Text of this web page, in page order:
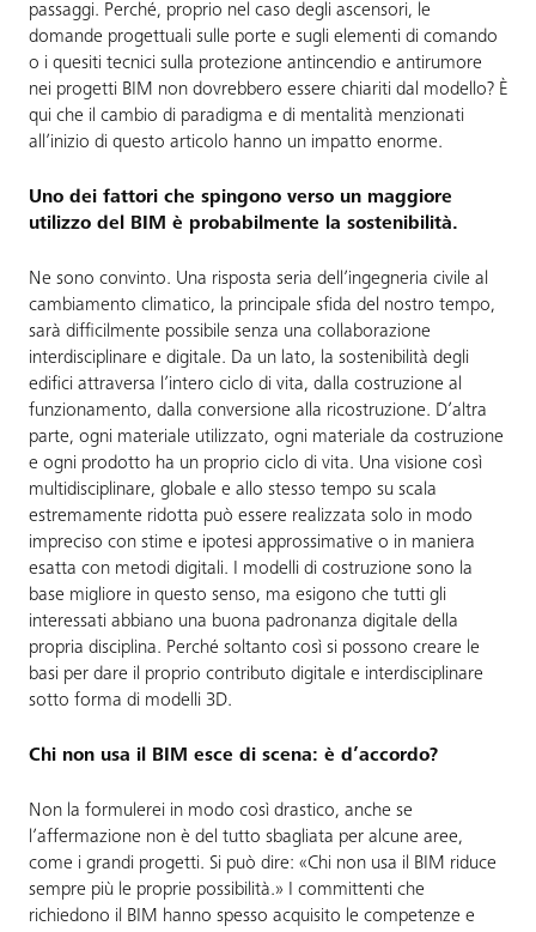
passaggi. Perché, proprio nel caso degli ascensori, le
domande progettuali sulle porte e sugli elementi di comando
o i quesiti tecnici sulla protezione antincendio e antirumore
nei progetti BIM non dovrebbero essere chiariti dal modello? È
qui che il cambio di paradigma e di mentalità menzionati
all’inizio di questo articolo hanno un impatto enorme.
Uno dei fattori che spingono verso un maggiore
utilizzo del BIM è probabilmente la sostenibilità.
Ne sono convinto. Una risposta seria dell’ingegneria civile al
cambiamento climatico, la principale sfida del nostro tempo,
sarà difficilmente possibile senza una collaborazione
interdisciplinare e digitale. Da un lato, la sostenibilità degli
edifici attraversa l’intero ciclo di vita, dalla costruzione al
funzionamento, dalla conversione alla ricostruzione. D’altra
parte, ogni materiale utilizzato, ogni materiale da costruzione
e ogni prodotto ha un proprio ciclo di vita. Una visione così
multidisciplinare, globale e allo stesso tempo su scala
estremamente ridotta può essere realizzata solo in modo
impreciso con stime e ipotesi approssimative o in maniera
esatta con metodi digitali. I modelli di costruzione sono la
base migliore in questo senso, ma esigono che tutti gli
interessati abbiano una buona padronanza digitale della
propria disciplina. Perché soltanto così si possono creare le
basi per dare il proprio contributo digitale e interdisciplinare
sotto forma di modelli 3D.
Chi non usa il BIM esce di scena: è d’accordo?
Non la formulerei in modo così drastico, anche se
l’affermazione non è del tutto sbagliata per alcune aree,
come i grandi progetti. Si può dire: «Chi non usa il BIM riduce
sempre più le proprie possibilità.» I committenti che
richiedono il BIM hanno spesso acquisito le competenze e